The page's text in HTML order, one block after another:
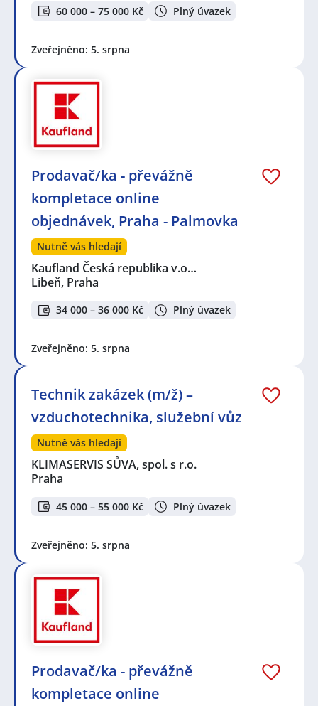
60 000 – 75 000 Kč Plný úvazek
Zveřejněno: 5. srpna
Prodavač/ka - převážně
kompletace online
objednávek, Praha - Palmovka
Nutně vás hledají
Kaufland Česká republika v.o…
Libeň, Praha
34 000 – 36 000 Kč Plný úvazek
Zveřejněno: 5. srpna
Technik zakázek (m/ž) –
vzduchotechnika, služební vůz
Nutně vás hledají
KLIMASERVIS SŮVA, spol. s r.o.
Praha
45 000 – 55 000 Kč Plný úvazek
Zveřejněno: 5. srpna
Prodavač/ka - převážně
kompletace online